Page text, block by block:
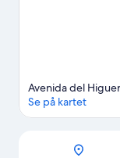
Avenida del
Se på kartet